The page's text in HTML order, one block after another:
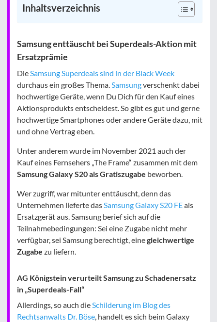
Inhaltsverzeichnis
Samsung enttäuscht bei Superdeals-Aktion mit
Ersatzprämie
DieSamsung Superdeals sind in der Black Week
durchaus ein großes Thema.Samsungverschenkt dabei
hochwertige Geräte, wenn Du Dich für den Kauf eines
Aktionsprodukts entscheidest. So gibt es gut und gerne
hochwertige Smartphones oder andere Geräte dazu, mit
und ohne Vertrag eben.
Unter anderem wurde im November 2021 auch der
Kauf eines Fernsehers „The Frame“ zusammen mit dem
Samsung Galaxy S20 als Gratiszugabe beworben.
Wer zugriff, war mitunter enttäuscht, denn das
Unternehmen lieferte dasSamsung Galaxy S20 FEals
Ersatzgerät aus. Samsung berief sich auf die
Teilnahmebedingungen: Sei eine Zugabe nicht mehr
verfügbar, sei Samsung berechtigt, einegleichwertige
Zugabe zu liefern.
AG Königstein verurteilt Samsung zu Schadenersatz
in „Superdeals-Fall“
Allerdings, so auch dieSchilderung im Blog des
Rechtsanwalts Dr. Böse, handelt es sich beim Galaxy